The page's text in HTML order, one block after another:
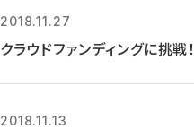
2018.11.27
クラウドファンディングに挑戦
2018.11.13